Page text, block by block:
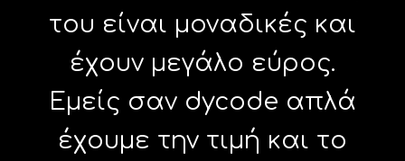
του είναι μοναδικές και
έχουν μεγάλο εύρος.
Εμείς σαν dycode απλά
έχουμε την τιμή και το